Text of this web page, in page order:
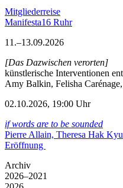
Mitgliederreise
Manifesta16 Ruhr
11.–13.09.2026
[Das Dazwischen verorten]
künstlerische Interventionen
Amy Balkin, Felisha
02.10.2026, 19:00 Uhr
if words are to be sounded
Pierre Allain, Theresa Hak
Eröffnung
Archiv
2026–2021